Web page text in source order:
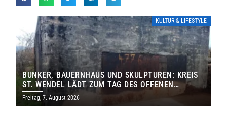
KULTUR & LIFESTYLE
BUNKER, BAUERNHAUS UND SKULPTUREN: KREIS
ST. WENDEL LÄDT ZUM TAG DES OFFENEN
DENKMALS EIN
Freitag, 7. August 2026